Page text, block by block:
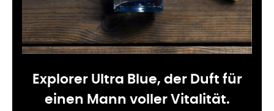
Explorer Ultra Blue, der Duft für
einen Mann voller Vitalität.